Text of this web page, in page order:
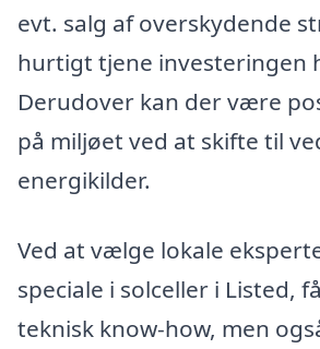
evt. salg af overskydende
hurtigt tjene investeringen
Derudover kan der være
på miljøet ved at skifte til
energikilder.
Ved at vælge lokale
speciale i solceller i Listed,
teknisk know-how, men